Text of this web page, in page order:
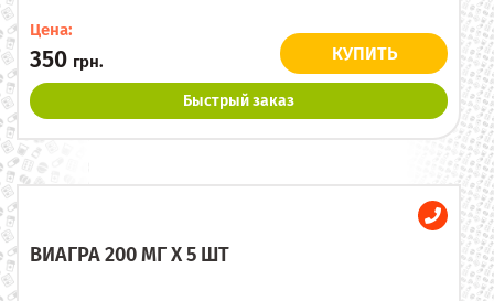
Цена:
350 грн. КУПИТЬ
Быстрый заказ
ВИАГРА 200 МГ X 5 ШТ